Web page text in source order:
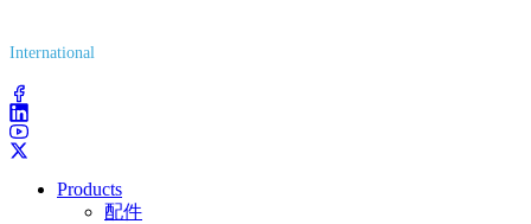
International
Products
配件